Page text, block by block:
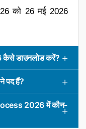
को 26 मई 2026
डाउनलोड करें?
पद हैं?
2026 में कौन-